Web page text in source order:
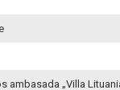
ambasada „Villa